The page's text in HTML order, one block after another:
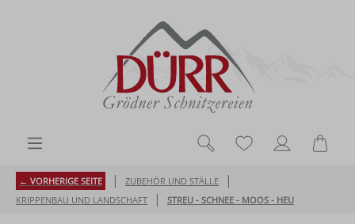
Du hast 0
← VORHERIGE SEITE | ZUBEHÖR UND STÄLLE |
KRIPPENBAU UND LANDSCHAFT | STREU - SCHNEE - MOOS - HEU